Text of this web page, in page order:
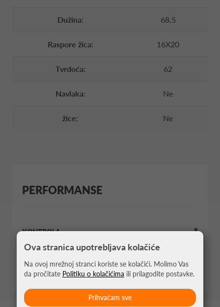
Dužina: 68.5
Raspore žica: 16X20
Tvrdoća: 62
Navlaka: Ne
žice: Ne
PERFORMANSE
KONTROLA 8
Ova stranica upotrebljava kolačiće
Na ovoj mrežnoj stranci koriste se kolačići. Molimo Vas
da pročitate Politiku o kolačićima ili prilagodite postavke.
Prihvaćam sve